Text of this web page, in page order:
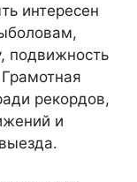
интересен
подвижность
рекордов,
и